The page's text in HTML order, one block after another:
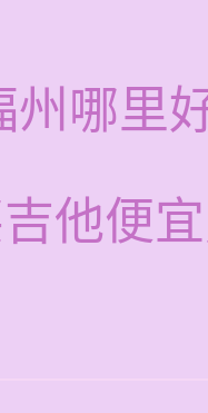
州哪里
他便